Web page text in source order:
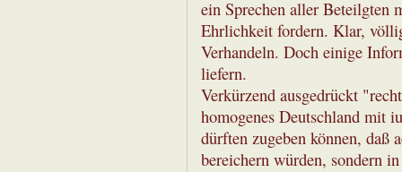
ein Sprechen aller Beteilgten
Ehrlichkeit fordern. Klar,
Verhandeln. Doch einige
liefern.
Verkürzend ausgedrückt
homogenes Deutschland mit
dürften zugeben können,
bereichern würden, sondern